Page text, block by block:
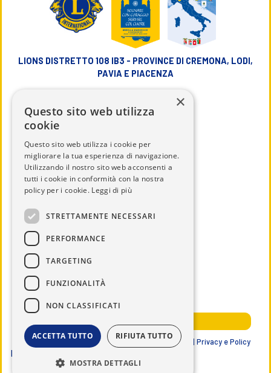
LIONS DISTRETTO 108 IB3 - PROVINCE DI CREMONA, LODI,
PAVIA E PIACENZA
CHI SIAMO
IL DISTRETTO
NEWS ED EVENTI
Lions Club International | Distretto 108 IB3 ITALIA | Privacy e Policy
Data ultimo aggiornamento
×
Questo sito web utilizza
cookie
Questo sito web utilizza i cookie per
migliorare la tua esperienza di navigazione.
Utilizzando il nostro sito web acconsenti a
tutti i cookie in conformità con la nostra
policy per i cookie. Leggi di più
STRETTAMENTE NECESSARI
PERFORMANCE
TARGETING
FUNZIONALITÀ
NON CLASSIFICATI
ACCETTA TUTTO RIFIUTA TUTTO
MOSTRA DETTAGLI